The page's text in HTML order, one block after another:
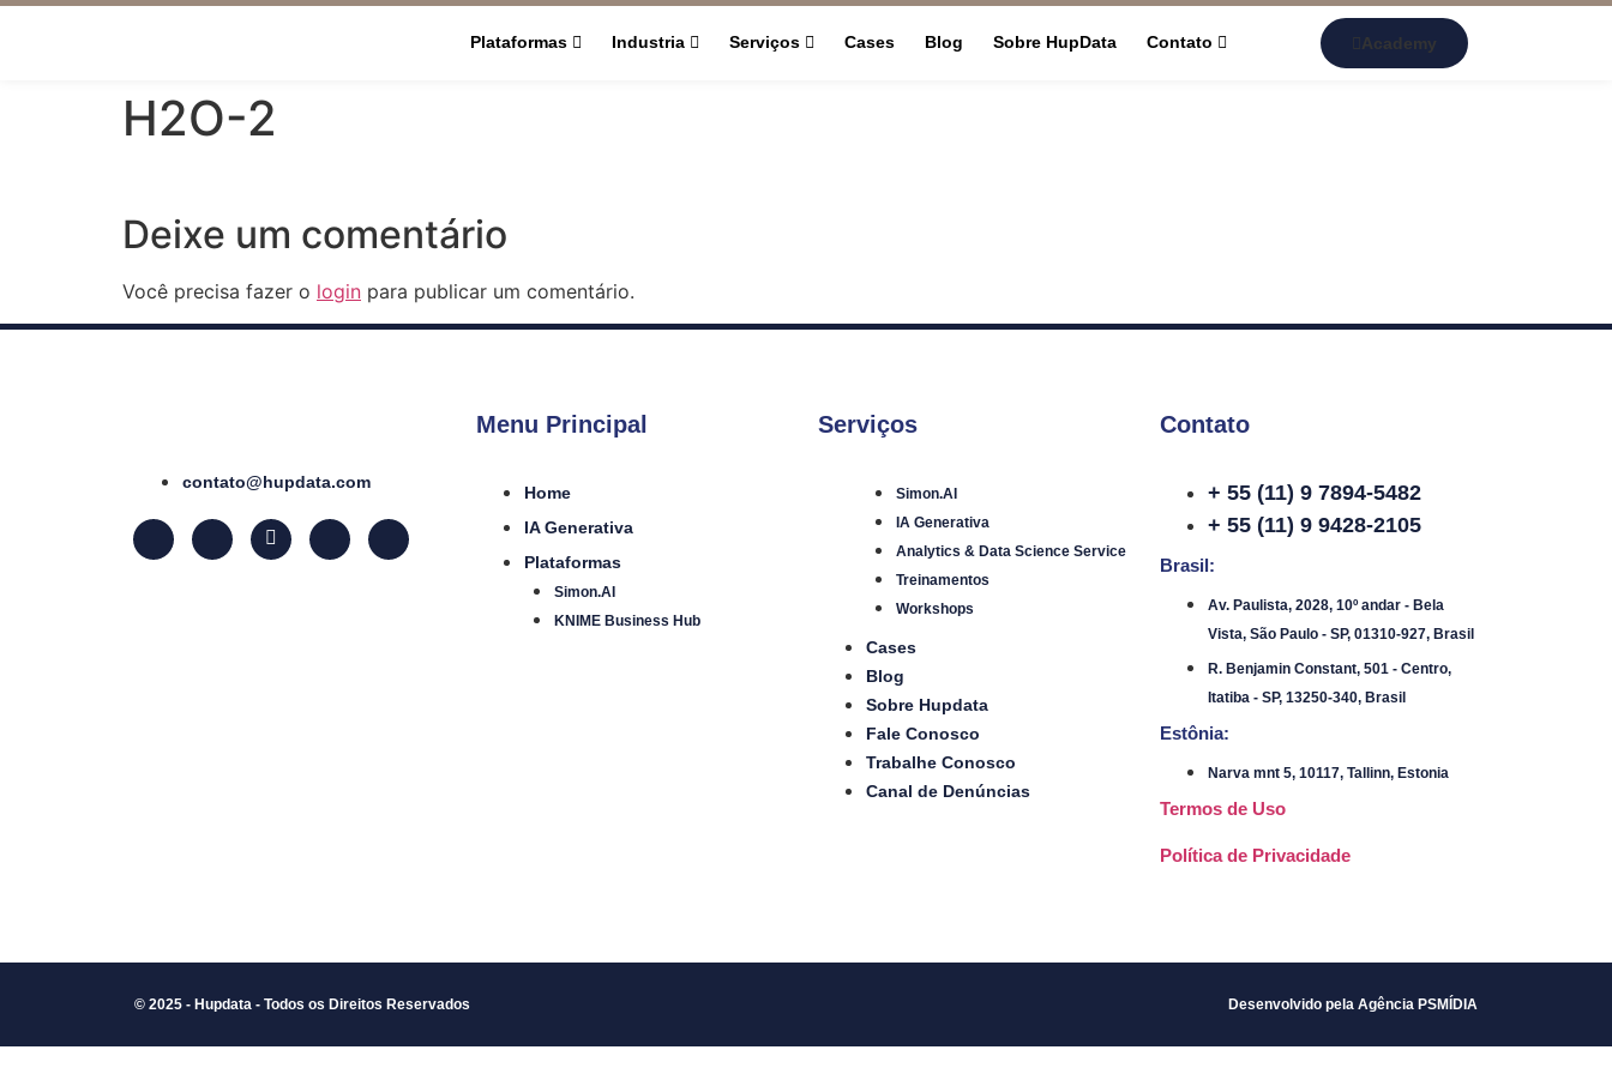
Plataformas Industria Serviços Cases Blog Sobre HupData Contato Academy
H2O-2
Deixe um comentário
Você precisa fazer o login para publicar um comentário.
contato@hupdata.com
Menu Principal
Home
IA Generativa
Plataformas
Simon.AI
KNIME Business Hub
Serviços
Simon.AI
IA Generativa
Analytics & Data Science Service
Treinamentos
Workshops
Cases
Blog
Sobre Hupdata
Fale Conosco
Trabalhe Conosco
Canal de Denúncias
Contato
+ 55 (11) 9 7894-5482
+ 55 (11) 9 9428-2105
Brasil:
Av. Paulista, 2028, 10º andar - Bela
Vista, São Paulo - SP, 01310-927, Brasil
R. Benjamin Constant, 501 - Centro,
Itatiba - SP, 13250-340, Brasil
Estônia:
Narva mnt 5, 10117, Tallinn, Estonia
Termos de Uso
Política de Privacidade
© 2025 - Hupdata - Todos os Direitos Reservados Desenvolvido pela Agência PSMÍDIA